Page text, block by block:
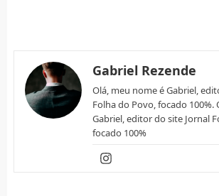
Gabriel Rezende
Olá, meu nome é Gabriel,
Folha do Povo, focado 100%.
Gabriel, editor do site Jornal
focado 100%